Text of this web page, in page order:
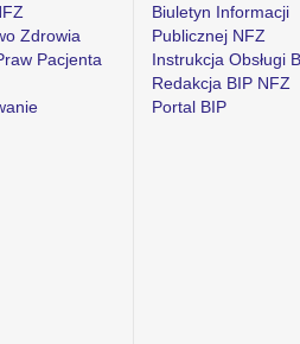
Zdrowia
Pacjenta
Biuletyn Informacji
Publicznej NFZ
Instrukcja Obsługi
Redakcja BIP NFZ
Portal BIP